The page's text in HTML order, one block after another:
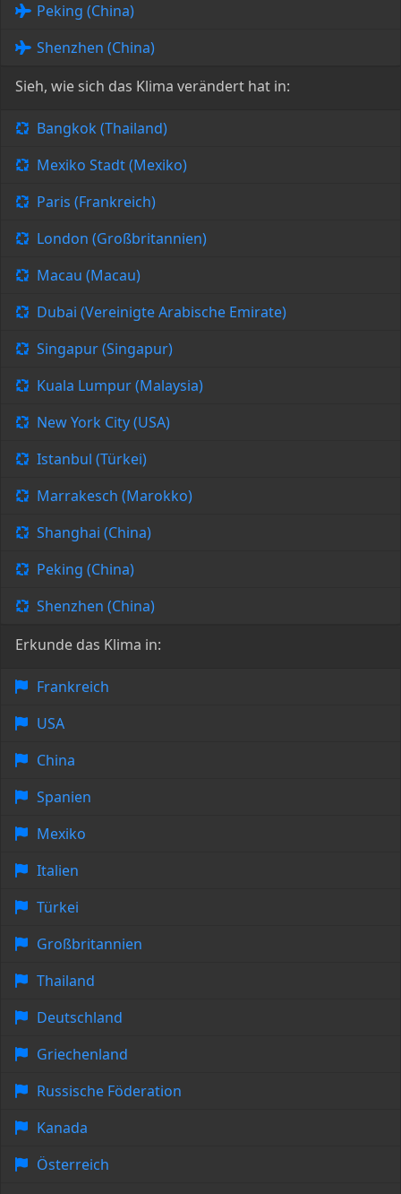
Peking (China)
Shenzhen (China)
Sieh, wie sich das Klima verändert hat in:
Bangkok (Thailand)
Mexiko Stadt (Mexiko)
Paris (Frankreich)
London (Großbritannien)
Macau (Macau)
Dubai (Vereinigte Arabische Emirate)
Singapur (Singapur)
Kuala Lumpur (Malaysia)
New York City (USA)
Istanbul (Türkei)
Marrakesch (Marokko)
Shanghai (China)
Peking (China)
Shenzhen (China)
Erkunde das Klima in:
Frankreich
USA
China
Spanien
Mexiko
Italien
Türkei
Großbritannien
Thailand
Deutschland
Griechenland
Russische Föderation
Kanada
Österreich